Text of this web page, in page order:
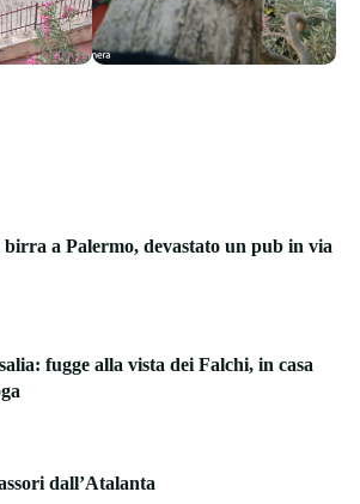
a Palermo, devastato un pub in via
fugge alla vista dei Falchi, in casa
dall’Atalanta